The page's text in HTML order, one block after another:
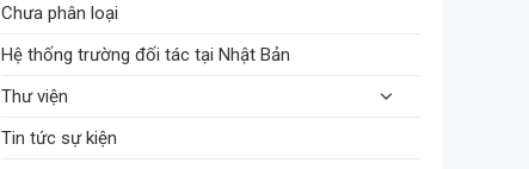
Chưa phân loại
Hệ thống trường đối tác tại Nhật Bản
Thư viện
Tin tức sự kiện